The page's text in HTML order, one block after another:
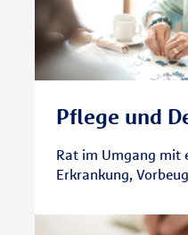
Pflege und
Rat im Umgang mit
Erkrankung,